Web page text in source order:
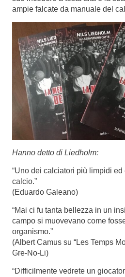
ampie falcate da manuale del
Hanno detto di Liedholm:
“Uno dei calciatori più limpidi
calcio.”
(Eduardo Galeano)
“Mai ci fu tanta bellezza in un
campo si muovevano come
organismo.”
(Albert Camus su “Les Temps
Gre-No-Li)
“Difficilmente vedrete un